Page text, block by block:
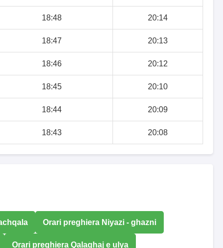
18:48 20:14
18:47 20:13
18:46 20:12
18:45 20:10
18:44 20:09
18:43 20:08
Orari preghiera Niyazi - ghazni
Orari preghiera Qalaghaj e ulya